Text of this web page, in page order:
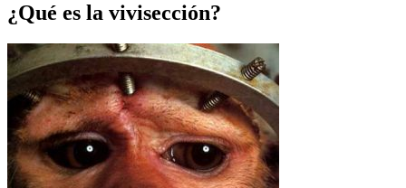
¿Qué es la vivisección?